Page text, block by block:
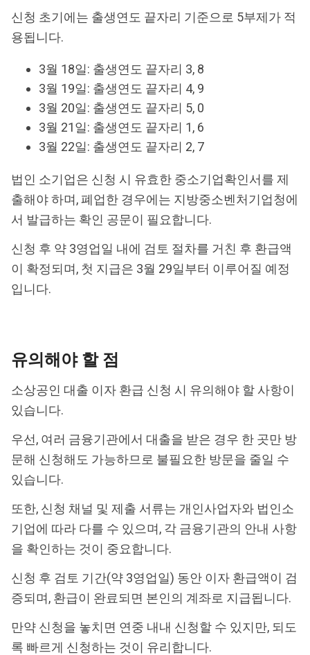
신청 초기에는 출생연도 끝자리 기준으로 5부제가 적
용됩니다.
3월 18일: 출생연도 끝자리 3, 8
3월 19일: 출생연도 끝자리 4, 9
3월 20일: 출생연도 끝자리 5, 0
3월 21일: 출생연도 끝자리 1, 6
3월 22일: 출생연도 끝자리 2, 7
법인 소기업은 신청 시 유효한 중소기업확인서를 제
출해야 하며, 폐업한 경우에는 지방중소벤처기업청에
서 발급하는 확인 공문이 필요합니다.
신청 후 약 3영업일 내에 검토 절차를 거친 후 환급액
이 확정되며, 첫 지급은 3월 29일부터 이루어질 예정
입니다.
유의해야 할 점
소상공인 대출 이자 환급 신청 시 유의해야 할 사항이
있습니다.
우선, 여러 금융기관에서 대출을 받은 경우 한 곳만 방
문해 신청해도 가능하므로 불필요한 방문을 줄일 수
있습니다.
또한, 신청 채널 및 제출 서류는 개인사업자와 법인소
기업에 따라 다를 수 있으며, 각 금융기관의 안내 사항
을 확인하는 것이 중요합니다.
신청 후 검토 기간(약 3영업일) 동안 이자 환급액이 검
증되며, 환급이 완료되면 본인의 계좌로 지급됩니다.
만약 신청을 놓치면 연중 내내 신청할 수 있지만, 되도
록 빠르게 신청하는 것이 유리합니다.